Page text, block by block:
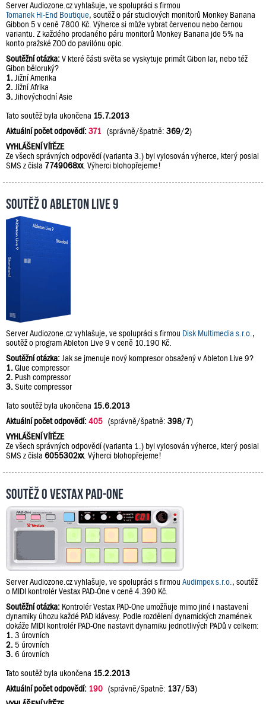
Server Audiozone.cz vyhlašuje, ve spolupráci s firmou
Tomanek Hi-End Boutique, soutěž o pár studiových monitorů Monkey Banana
Gibbon 5 v ceně 7800 Kč. Výherce si může vybrat červenou nebo černou
variantu. Z každého prodaného páru monitorů Monkey Banana jde 5% na
konto pražské ZOO do pavilónu opic.
Soutěžní otázka:V které části světa se vyskytuje primát Gibon lar, nebo též
Gibon běloruký?
1. Jižní Amerika
2. Jižní Afrika
3. Jihovýchodní Asie
Tato soutěž byla ukončena 15.7.2013
Aktuální počet odpovědí:371 (správně/špatně: 369/2)
VYHLÁŠENÍ VÍTĚZE
Ze všech správných odpovědí (varianta 3.) byl vylosován výherce, který poslal
SMS z čísla 7749068xx. Výherci blohopřejeme!
Soutěž o Ableton Live 9
Server Audiozone.cz vyhlašuje, ve spolupráci s firmou Disk Multimedia s.r.o. ,
soutěž o program Ableton Live 9 v ceně 10.190 Kč.
Soutěžní otázka: Jak se jmenuje nový kompresor obsažený v Ableton Live 9?
1. Glue compressor
2. Push compressor
3. Suite compressor
Tato soutěž byla ukončena 15.6.2013
Aktuální počet odpovědí:405 (správně/špatně: 398/7)
VYHLÁŠENÍ VÍTĚZE
Ze všech správných odpovědí (varianta 1.) byl vylosován výherce, který poslal
SMS z čísla 6055302xx. Výherci blohopřejeme!
Soutěž o Vestax PAD-One
Server Audiozone.cz vyhlašuje, ve spolupráci s firmou Audimpex s.r.o. , soutěž
o MIDI kontrolér Vestax PAD-One v ceně 4.390 Kč.
Soutěžní otázka: Kontrolér Vestax PAD-One umožňuje mimo jiné i nastavení
dynamiky úhozu každé PAD klávesy. Podle rozdělení dynamických znamének
dokáže MIDI kontrolér PAD-One nastavit dynamiku jednotlivých PADů v celkem:
1. 3 úrovních
2. 5 úrovních
3. 6 úrovních
Tato soutěž byla ukončena 15.2.2013
Aktuální počet odpovědí: 190 (správně/špatně: 137/53)